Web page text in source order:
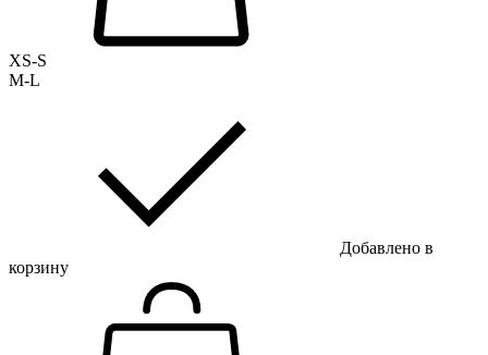
XS-S
M-L
Добавлено в
корзину